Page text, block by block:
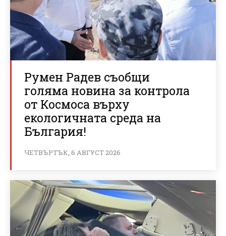
Румен Радев съобщи
голяма новина за контрола
от Космоса върху
екологичната среда на
България!
ЧЕТВЪРТЪК, 6 АВГУСТ 2026